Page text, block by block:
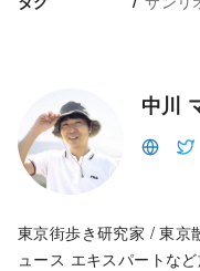
中川
東京街歩き研究家 / 東京
ュース エキスパートな